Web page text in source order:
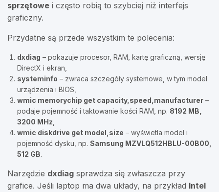
sprzętowe i często robią to szybciej niż interfejs
graficzny.
Przydatne są przede wszystkim te polecenia:
dxdiag – pokazuje procesor, RAM, kartę graficzną, wersję
DirectX i ekran,
systeminfo – zwraca szczegóły systemowe, w tym model
urządzenia i BIOS,
wmic memorychip get capacity,speed,manufacturer –
podaje pojemność i taktowanie kości RAM, np. 8192 MB,
3200 MHz
wmic diskdrive get model,size – wyświetla model i
pojemność dysku, np. Samsung MZVLQ512HBLU-00B00,
512 GB.
Narzędzie dxdiag sprawdza się zwłaszcza przy
grafice. Jeśli laptop ma dwa układy, na przykład Intel